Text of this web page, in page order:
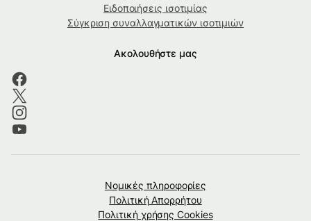
Ειδοποιήσεις ισοτιμίας
Σύγκριση συναλλαγματικών ισοτιμιών
Ακολουθήστε μας
Νομικές πληροφορίες
Πολιτική Απορρήτου
Πολιτική χρήσης Cookies